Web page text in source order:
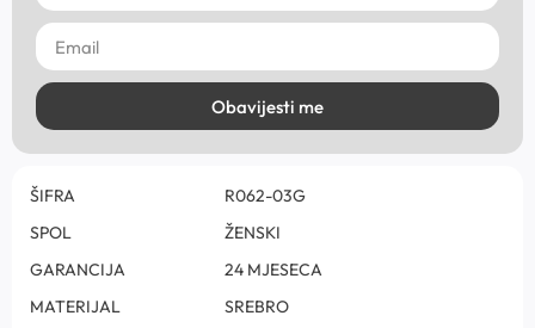
Obavijesti me
ŠIFRA
R062-03G
SPOL
ŽENSKI
GARANCIJA
24 MJESECA
MATERIJAL
SREBRO